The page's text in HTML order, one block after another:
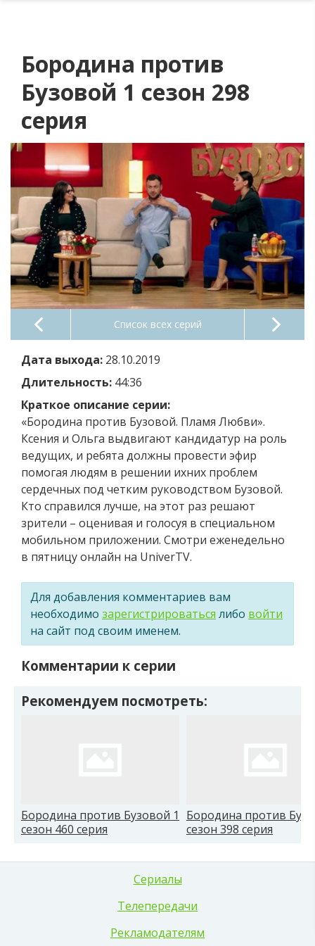
Бородина против
Бузовой 1 сезон 298
серия
Список всех серий
Дата выхода: 28.10.2019
Длительность: 44:36
Краткое описание серии:
«Бородина против Бузовой. Пламя Любви».
Ксения и Ольга выдвигают кандидатур на роль
ведущих, и ребята должны провести эфир
помогая людям в решении ихних проблем
сердечных под четким руководством Бузовой.
Кто справился лучше, на этот раз решают
зрители – оценивая и голосуя в специальном
мобильном приложении. Смотри еженедельно
в пятницу онлайн на UniverTV.
Для добавления комментариев вам
необходимо зарегистрироваться либо войти
на сайт под своим именем.
Комментарии к серии
Рекомендуем посмотреть:
Бородина против Бузовой 1
сезон 460 серия
Бородина против
сезон 398 серия
Сериалы
Телепередачи
Рекламодателям